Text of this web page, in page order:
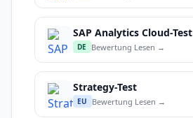
SAP Analytics Cloud-Test
DE Bewertung Lesen →
Strategy-Test
EU Bewertung Lesen →